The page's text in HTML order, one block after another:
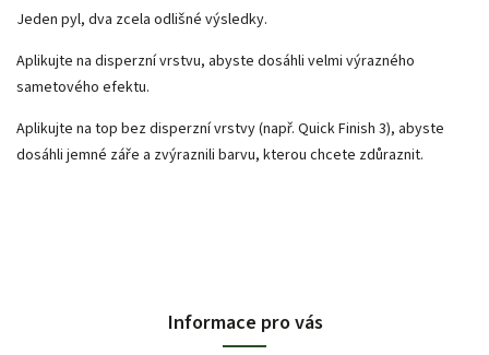
Jeden pyl, dva zcela odlišné výsledky.
Aplikujte na disperzní vrstvu, abyste dosáhli velmi výrazného
sametového efektu.
Aplikujte na top bez disperzní vrstvy (např. Quick Finish 3), abyste
dosáhli jemné záře a zvýraznili barvu, kterou chcete zdůraznit.
Informace pro vás